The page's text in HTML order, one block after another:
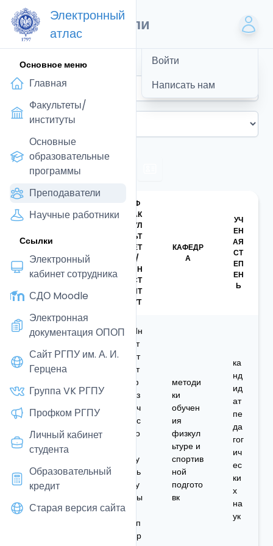
Электронный
атлас
Основное меню
Главная
Факультеты/
институты
Основные
образовательные
программы
Преподаватели
Научные работники
Ссылки
Электронный
кабинет сотрудника
СДО Moodle
Электронная
документация ОПОП
Сайт РГПУ им. А. И.
Герцена
Группа VK РГПУ
Профком РГПУ
Личный кабинет
студента
Образовательный
кредит
Старая версия сайта
Преподаватели
Войти
Написать нам
Ь
Ф
АК
УЛ
ЬТ
ЕТ
/
ИН
СТ
ИТ
УТ
КАФЕДР
А
УЧ
ЕН
АЯ
СТ
ЕП
ЕН
Ь
Ансимо
Злата
Юрьевн
а
це
Ин
ст
ит
ут
ф
из
ич
ес
ко
ку
ль
ту
ры
сп
ор
методи
ки
обучен
ия
физкул
ьтуре и
спортив
ной
подгото
вк
ка
нд
ид
ат
пе
да
гог
ич
ес
ки
х
на
ук